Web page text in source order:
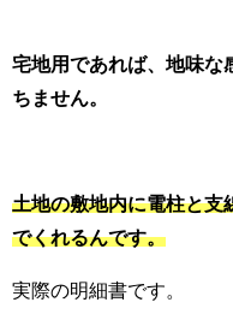
宅地用であれば、地味な
ちません。
土地の敷地内に電柱と支
でくれるんです。
実際の明細書です。